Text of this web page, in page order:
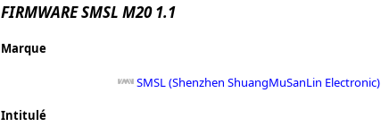
FIRMWARE SMSL M20 1.1
Marque
SMSL (Shenzhen ShuangMuSanLin Electronic)
Intitulé